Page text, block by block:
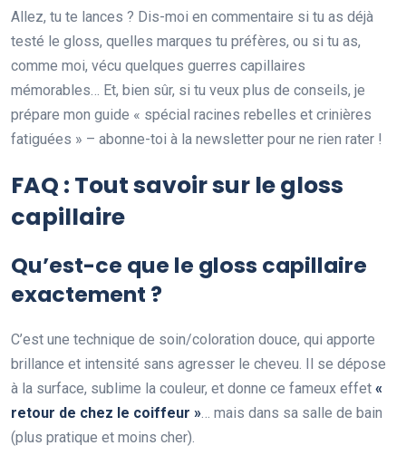
Allez, tu te lances ? Dis-moi en commentaire si tu as déjà
testé le gloss, quelles marques tu préfères, ou si tu as,
comme moi, vécu quelques guerres capillaires
mémorables… Et, bien sûr, si tu veux plus de conseils, je
prépare mon guide « spécial racines rebelles et crinières
fatiguées » – abonne-toi à la newsletter pour ne rien rater !
FAQ : Tout savoir sur le gloss
capillaire
Qu’est-ce que le gloss capillaire
exactement ?
C’est une technique de soin/coloration douce, qui apporte
brillance et intensité sans agresser le cheveu. Il se dépose
à la surface, sublime la couleur, et donne ce fameux effet «
retour de chez le coiffeur »… mais dans sa salle de bain
(plus pratique et moins cher).